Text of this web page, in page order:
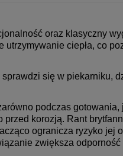
oraz klasyczny
ciepła, co
się w piekarniku,
podczas
przed korozją. Rant
ogranicza ryzyko jej
zwiększa